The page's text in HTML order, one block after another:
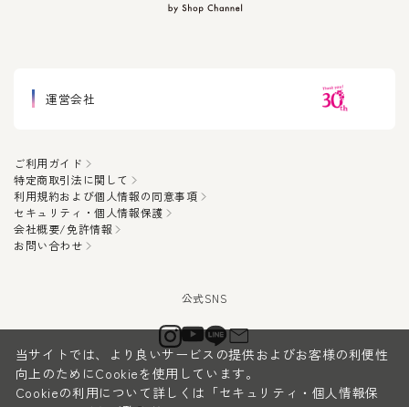
運営会社
ご利用ガイド
特定商取引法に関して
利用規約および個人情報の同意事項
セキュリティ・個人情報保護
会社概要/免許情報
お問い合わせ
当サイトでは、より良いサービスの提供およびお客様の利便性
向上のためにCookieを使用しています。
Cookieの利用について詳しくは 「セキュリティ・個人情報保